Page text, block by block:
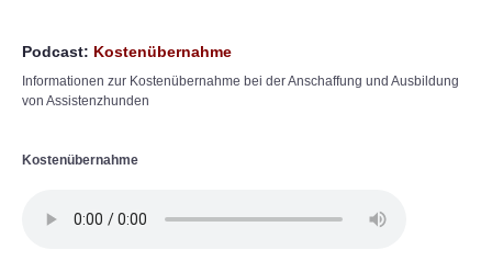
Podcast: Kostenübernahme
Informationen zur Kostenübernahme bei der Anschaffung und Ausbildung
von Assistenzhunden
Kostenübernahme